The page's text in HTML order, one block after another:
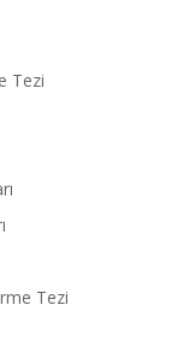
Tezi
Tezi